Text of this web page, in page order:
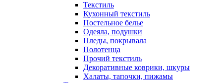
Текстиль
Кухонный текстиль
Постельное белье
Одеяла, подушки
Пледы, покрывала
Полотенца
Прочий текстиль
Декоративные коврики, шкуры
Халаты, тапочки, пижамы